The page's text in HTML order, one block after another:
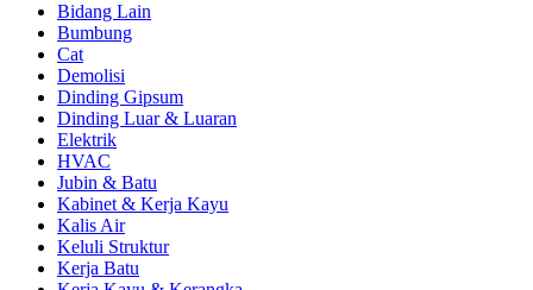
Bidang Lain
Bumbung
Cat
Demolisi
Dinding Gipsum
Dinding Luar & Luaran
Elektrik
HVAC
Jubin & Batu
Kabinet & Kerja Kayu
Kalis Air
Keluli Struktur
Kerja Batu